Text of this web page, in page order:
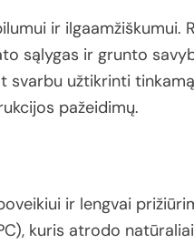
ir ilgaamžiškumui.
sąlygas ir grunto
svarbu užtikrinti tinkamą
pažeidimų.
ir lengvai
kuris atrodo